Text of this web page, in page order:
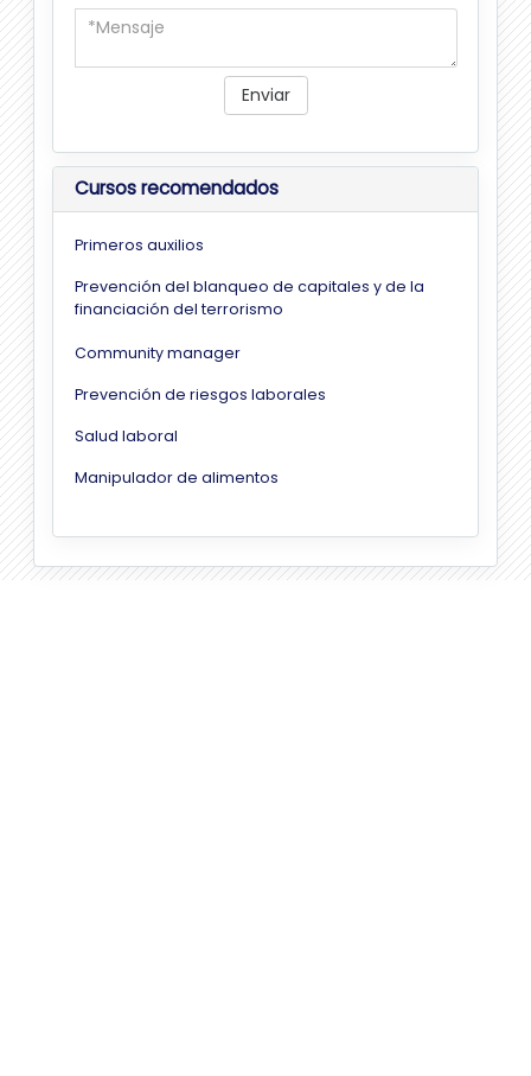
Enviar
Cursos recomendados
Primeros auxilios
Prevención del blanqueo de capitales y de la
financiación del terrorismo
Community manager
Prevención de riesgos laborales
Salud laboral
Manipulador de alimentos